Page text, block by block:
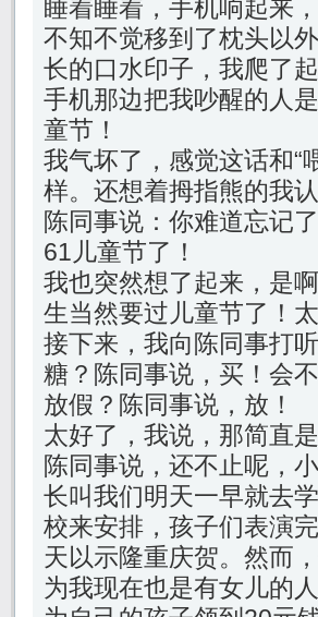
睡着睡着，手机响起来
不知不觉移到了枕头以
长的口水印子，我爬了
手机那边把我吵醒的人
童节！
我气坏了，感觉这话和“
样。还想着拇指熊的我
陈同事说：你难道忘记
61儿童节了！
我也突然想了起来，是
生当然要过儿童节了！太
接下来，我向陈同事打
糖？陈同事说，买！会
放假？陈同事说，放！
太好了，我说，那简直
陈同事说，还不止呢，
长叫我们明天一早就去
校来安排，孩子们表演
天以示隆重庆贺。然而
为我现在也是有女儿的